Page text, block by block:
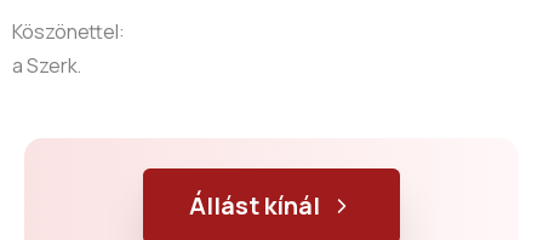
Köszönettel:
a Szerk.
Állást kínál